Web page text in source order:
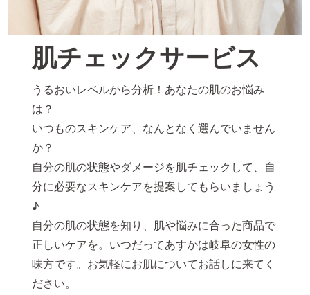
肌チェックサービス
うるおいレベルから分析！あなたの肌のお悩み
は？
いつものスキンケア、なんとなく選んでいません
か？
自分の肌の状態やダメージを肌チェックして、自
分に必要なスキンケアを提案してもらいましょう
♪
自分の肌の状態を知り、肌や悩みに合った商品で
正しいケアを。いつだってあすかは岐阜の女性の
味方です。お気軽にお肌についてお話しに来てく
ださい。